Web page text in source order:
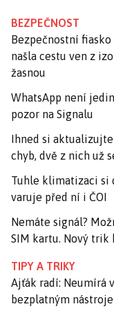
BEZPEČNOST
Bezpečnostní
našla cestu ven z
žasnou
WhatsApp není
pozor na Signalu
Ihned si
chyb, dvě z nich už
Tuhle klimatizaci si
varuje před ní i ČOI
Nemáte signál?
SIM kartu. Nový trik
TIPY A TRIKY
Ajťák radí: Neumírá
bezplatným